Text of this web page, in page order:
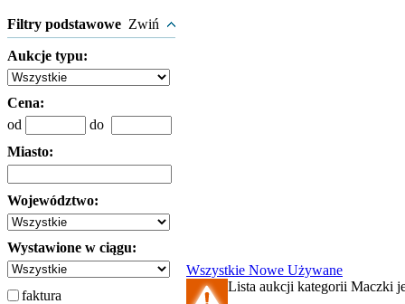
Filtry podstawowe Zwiń
Aukcje typu:
Cena:
od
do
Miasto:
Województwo:
Wystawione w ciągu:
faktura
Wszystkie Nowe Używane
Lista aukcji kategorii Maczki